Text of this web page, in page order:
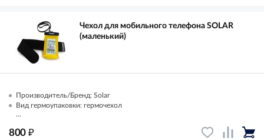
Чехол для мобильного телефона SOLAR
(маленький)
Производитель/Бренд: Solar
Вид гермоупаковки: гермочехол
...
800 ₽